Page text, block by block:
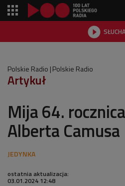

Polskie Radio Polskie Radio
Artykuł
Mija 64.
Alberta Camusa
ostatnia aktualizacja:
03.01.2024 12:48